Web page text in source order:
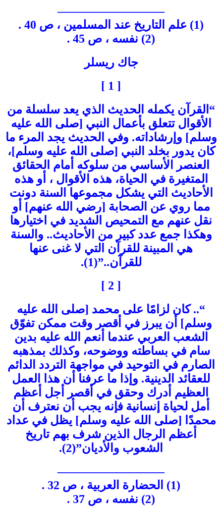
—————————
(1) علم التاريخ عند المسلمين ، ص 40 .
(2) نفسه ، ص 45 .
جاك ريسلر
[ 1 ]
“القرآن يكمله الحديث الذي يعد سلسلة من
الأقوال تتعلق بأعمال النبي [صلى الله عليه
وسلم] وإرشاداته. وفي الحديث يجد المرء ما
كان يدور بخلد النبي [صلى الله عليه وسلم]،
العنصر الأساسي من سلوكه أمام الحقائق
المتغيرة في الحياة، هذه الأقوال ، أو هذه
الأحاديث التي يشكل مجموعها السنة دونت
مما روي عن الصحابة [رضي الله عنهم] أو
نقل عنهم مع التمحيص الشديد في اختيارها
وهكذا جمع عدد كبير من الأحاديث.. والسنة
هي المبينة للقرآن التي لا غنى عنها
للقرآن..”(1).
[ 2 ]
“.. كان لزامًا على محمد [صلى الله عليه
وسلم] أن يبرز في أقصر وقت ممكن تفوّق
الشعب العربي عندما أنعم الله عليه بدين
سام في بساطته ووضوحه، وكذلك بمذهبه
الصارم في التوحيد في مواجهة التردد الدائم
للعقائد الدينية. وإذا ما عرفنا أن هذا العمل
العظيم أدرك وحقق في أقصر أجل أعظم
أمل لحياة إنسانية فإنه يجب أن نعترف أن
محمدًا [صلى الله عليه وسلم] يظل في عداد
أعظم الرجال الذين شرف بهم تاريخ
الشعوب والأديان”(2).
—————————
(1) الحضارة العربية ، ص 32 .
(2) نفسه ، ص 37 .